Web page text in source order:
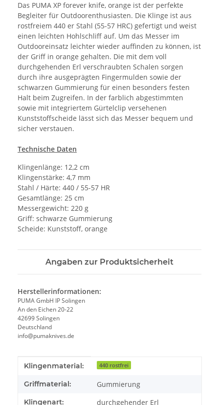
Das PUMA XP forever knife, orange ist der perfekte
Begleiter für Outdoorenthusiasten. Die Klinge ist aus
rostfreiem 440 er Stahl (55-57 HRC) gefertigt und weist
einen leichten Hohlschliff auf. Um das Messer im
Outdooreinsatz leichter wieder auffinden zu können, ist
der Griff in orange gehalten. Die mit dem voll
durchgehenden Erl verschraubten Schalen sorgen
durch ihre ausgeprägten Fingermulden sowie der
schwarzen Gummierung für einen besonders festen
Halt beim Zugreifen. In der farblich abgestimmten
sowie mit integriertem Gürtelclip versehenen
Kunststoffscheide lässt sich das Messer bequem und
sicher verstauen.
Technische Daten
Klingenlänge: 12,2 cm
Klingenstärke: 4,7 mm
Stahl / Härte: 440 / 55-57 HR
Gesamtlänge: 25 cm
Messergewicht: 220 g
Griff: schwarze Gummierung
Scheide: Kunststoff, orange
Angaben zur Produktsicherheit
Herstellerinformationen:
PUMA GmbH IP Solingen
An den Eichen 20-22
42699 Solingen
Deutschland
info@pumaknives.de
Produkteigenschaft
Wert
Klingenmaterial: 440 rostfrei
Griffmaterial: Gummierung
Klingenart: durchgehender Erl